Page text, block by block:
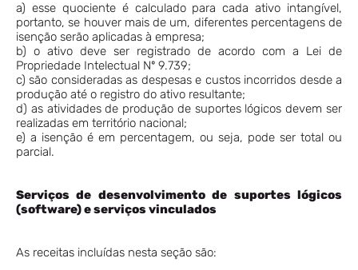
a) esse quociente é calculado para cada ativo intangível,
portanto, se houver mais de um, diferentes percentagens de
isenção serão aplicadas à empresa;
b) o ativo deve ser registrado de acordo com a Lei de
Propriedade Intelectual Nº 9.739;
c) são consideradas as despesas e custos incorridos desde a
produção até o registro do ativo resultante;
d) as atividades de produção de suportes lógicos devem ser
realizadas em território nacional;
e) a isenção é em percentagem, ou seja, pode ser total ou
parcial.
Serviços de desenvolvimento de suportes lógicos
(software) e serviços vinculados
As receitas incluídas nesta seção são: